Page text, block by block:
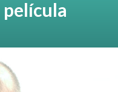
película